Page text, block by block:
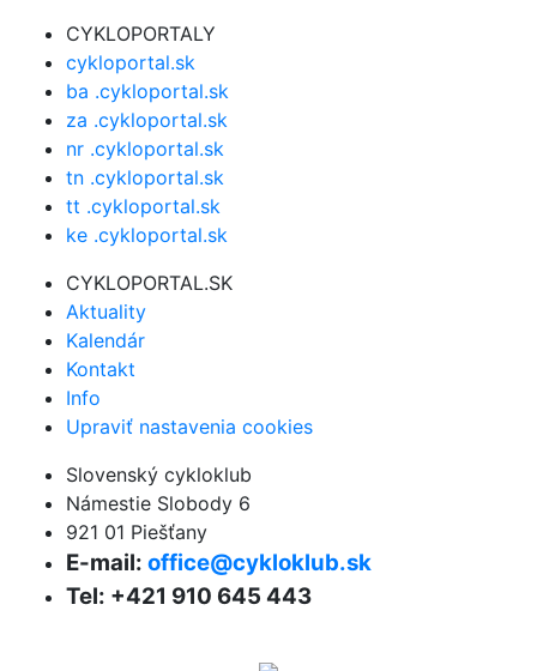
CYKLOPORTALY
cykloportal.sk
ba .cykloportal.sk
za .cykloportal.sk
nr .cykloportal.sk
tn .cykloportal.sk
tt .cykloportal.sk
ke .cykloportal.sk
CYKLOPORTAL.SK
Aktuality
Kalendár
Kontakt
Info
Upraviť nastavenia cookies
Slovenský cykloklub
Námestie Slobody 6
921 01 Piešťany
E-mail: office@cykloklub.sk
Tel: +421 910 645 443